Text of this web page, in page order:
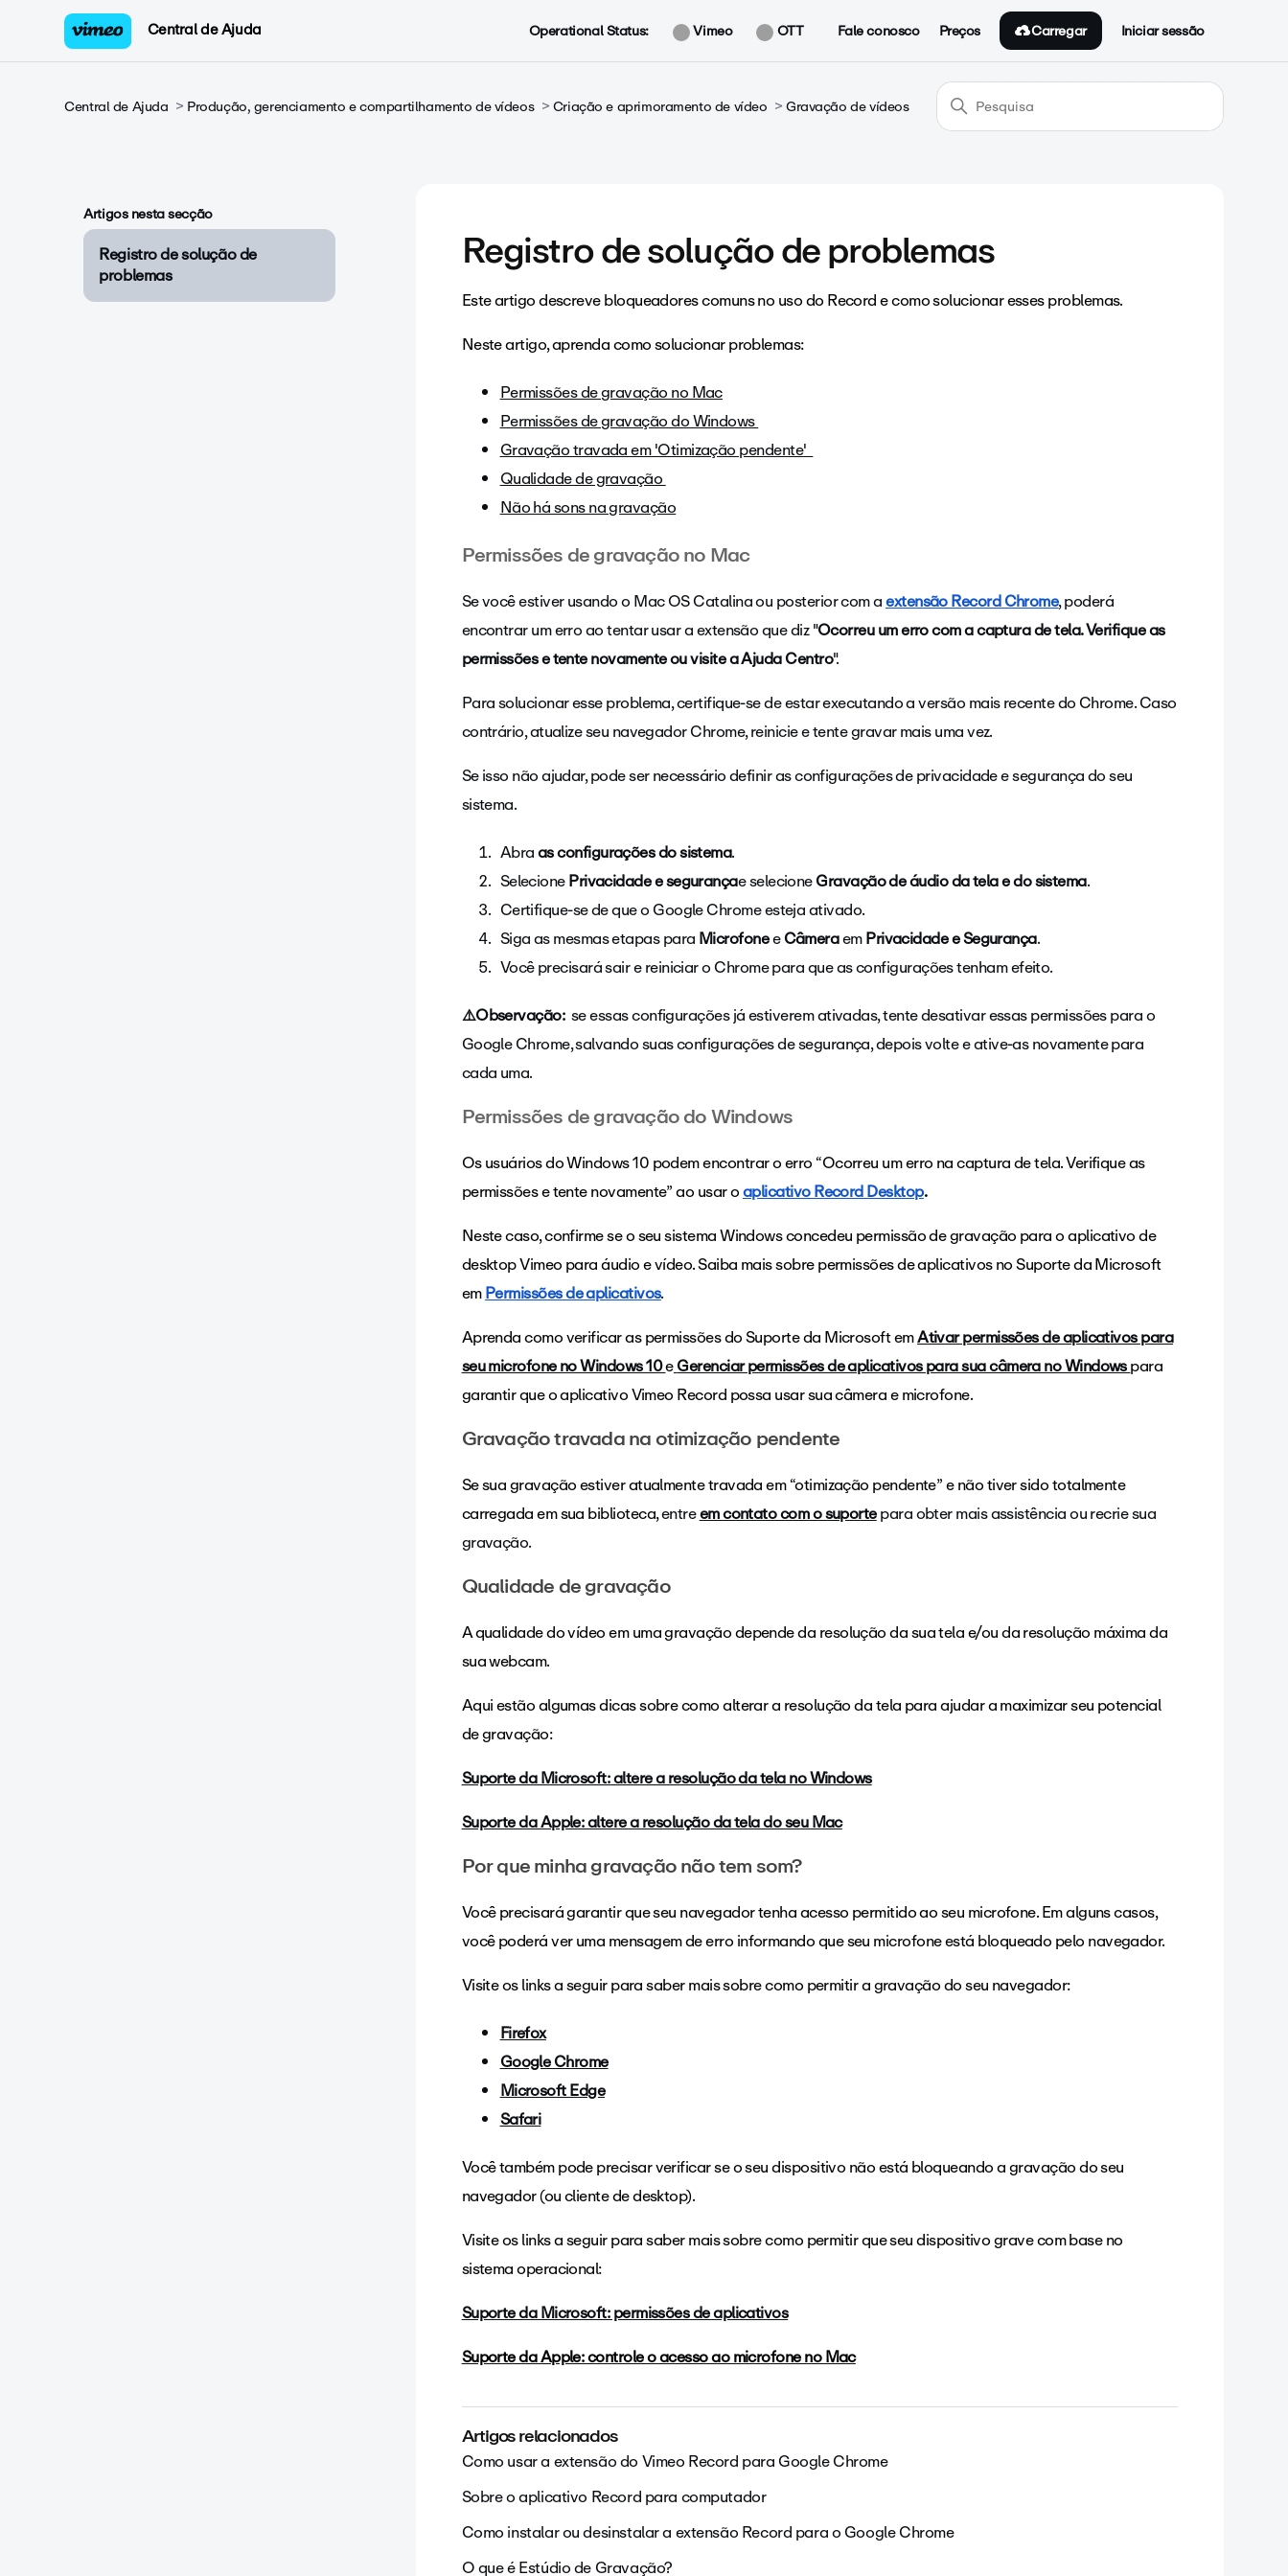
Central de Ajuda Operational Status: Vimeo OTT Fale conosco Preços Carregar Iniciar sessão
Central de Ajuda Produção, gerenciamento e compartilhamento de vídeos Criação e aprimoramento de vídeo Gravação de vídeos
Artigos nesta secção
Registro de solução de
problemas
Registro de solução de problemas
Este artigo descreve bloqueadores comuns no uso do Record e como solucionar esses problemas.
Neste artigo, aprenda como solucionar problemas:
Permissões de gravação no Mac
Permissões de gravação do Windows
Gravação travada em 'Otimização pendente'
Qualidade de gravação
Não há sons na gravação
Permissões de gravação no Mac
Se você estiver usando o Mac OS Catalina ou posterior com aextensão Record Chrome, poderá
encontrar um erro ao tentar usar a extensão que diz "Ocorreu um erro com a captura de tela. Verifique as
permissões e tente novamente ou visite a Ajuda Centro".
Para solucionar esse problema, certifique-se de estar executando a versão mais recente do Chrome. Caso
contrário, atualize seu navegador Chrome, reinicie e tente gravar mais uma vez.
Se isso não ajudar, pode ser necessário definir as configurações de privacidade e segurança do seu
sistema.
Abraas configurações do sistema.
SelecionePrivacidade e segurançae selecioneGravação de áudio da tela e do sistema.
Certifique-se de que o Google Chrome esteja ativado.
Siga as mesmas etapas paraMicrofoneeCâmeraemPrivacidade e Segurança.
Você precisará sair e reiniciar o Chrome para que as configurações tenham efeito.
⚠️Observação: se essas configurações já estiverem ativadas, tente desativar essas permissões para o
Google Chrome, salvando suas configurações de segurança, depois volte e ative-as novamente para
cada uma.
Permissões de gravação do Windows
Os usuários do Windows 10 podem encontrar o erro “Ocorreu um erro na captura de tela. Verifique as
permissões e tente novamente” ao usar oaplicativo Record Desktop.
Neste caso, confirme se o seu sistema Windows concedeu permissão de gravação para o aplicativo de
desktop Vimeo para áudio e vídeo. Saiba mais sobre permissões de aplicativos no Suporte da Microsoft
emPermissões de aplicativos.
Aprenda como verificar as permissões do Suporte da Microsoft emAtivar permissões de aplicativos para
seu microfone no Windows 10eGerenciar permissões de aplicativos para sua câmera no Windowspara
garantir que o aplicativo Vimeo Record possa usar sua câmera e microfone.
Gravação travada na otimização pendente
Se sua gravação estiver atualmente travada em “otimização pendente” e não tiver sido totalmente
carregada em sua biblioteca,entreem contato com o suportepara obter mais assistência ou recrie sua
gravação.
Qualidade de gravação
A qualidade do vídeo em uma gravação depende da resolução da sua tela e/ou da resolução máxima da
sua webcam.
Aqui estão algumas dicas sobre como alterar a resolução da tela para ajudar a maximizar seu potencial
de gravação:
Suporte da Microsoft: altere a resolução da tela no Windows
Suporte da Apple: altere a resolução da tela do seu Mac
Por que minha gravação não tem som?
Você precisará garantir que seu navegador tenha acesso permitido ao seu microfone. Em alguns casos,
você poderá ver uma mensagem de erro informando que seu microfone está bloqueado pelo navegador.
Visite os links a seguir para saber mais sobre como permitir a gravação do seu navegador:
Firefox
Google Chrome
Microsoft Edge
Safari
Você também pode precisar verificar se o seu dispositivo não está bloqueando a gravação do seu
navegador (ou cliente de desktop).
Visite os links a seguir para saber mais sobre como permitir que seu dispositivo grave com base no
sistema operacional:
Suporte da Microsoft: permissões de aplicativos
Suporte da Apple: controle o acesso ao microfone no Mac
Artigos relacionados
Como usar a extensão do Vimeo Record para Google Chrome
Sobre o aplicativo Record para computador
Como instalar ou desinstalar a extensão Record para o Google Chrome
O que é Estúdio de Gravação?